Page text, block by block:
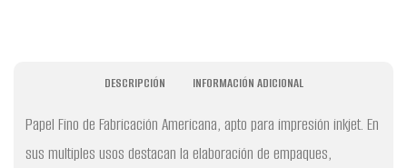
DESCRIPCIÓN INFORMACIÓN ADICIONAL
Papel Fino de Fabricación Americana, apto para impresión inkjet. En
sus multiples usos destacan la elaboración de empaques,